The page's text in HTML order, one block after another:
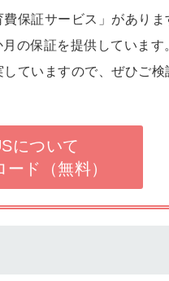
保証サービス」がありま
の保証を提供しています
ていますので、ぜひご検
について
ド（無料）